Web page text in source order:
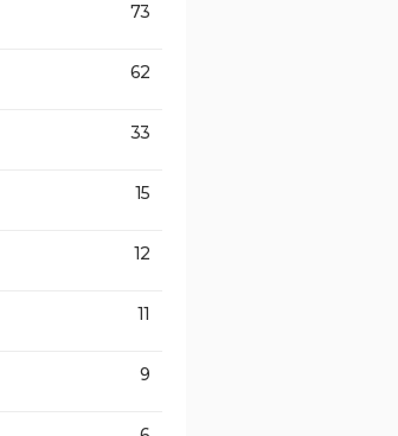
73
62
33
15
12
11
9